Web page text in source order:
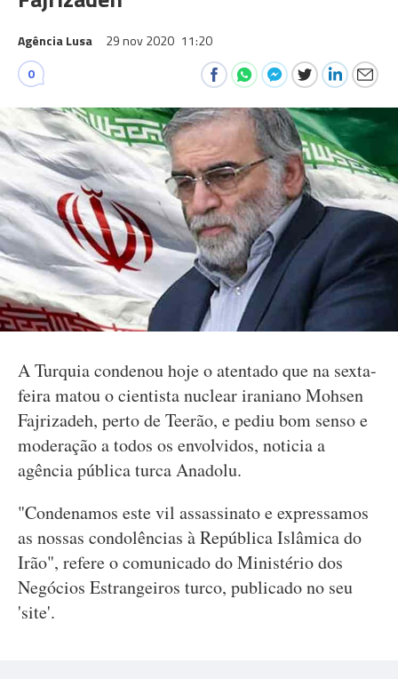
Agência Lusa 29 nov 2020 11:20
0
A Turquia condenou hoje o atentado que na sexta-
feira matou o cientista nuclear iraniano Mohsen
Fajrizadeh, perto de Teerão, e pediu bom senso e
moderação a todos os envolvidos, noticia a
agência pública turca Anadolu.
"Condenamos este vil assassinato e expressamos
as nossas condolências à República Islâmica do
Irão", refere o comunicado do Ministério dos
Negócios Estrangeiros turco, publicado no seu
'site'.